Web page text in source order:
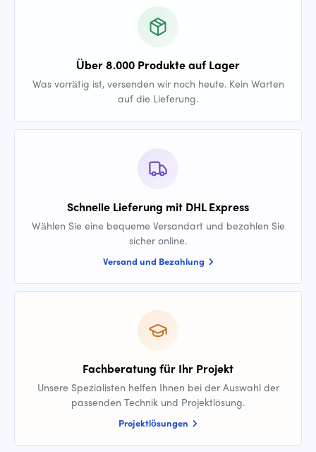
Über 8.000 Produkte auf Lager
Was vorrätig ist, versenden wir noch heute. Kein Warten
auf die Lieferung.
Schnelle Lieferung mit DHL Express
Wählen Sie eine bequeme Versandart und bezahlen Sie
sicher online.
Versand und Bezahlung
Fachberatung für Ihr Projekt
Unsere Spezialisten helfen Ihnen bei der Auswahl der
passenden Technik und Projektlösung.
Projektlösungen